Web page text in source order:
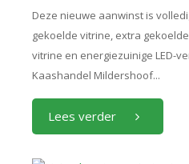
Deze nieuwe aanwinst is
gekoelde vitrine, extra
vitrine en energiezuinige LED-
Kaashandel Mildershoof...
Lees verder